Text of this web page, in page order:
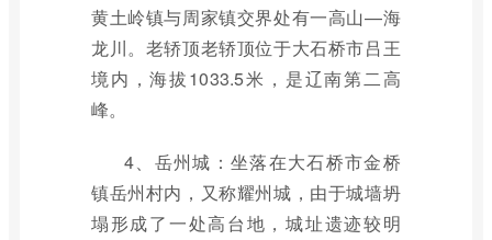
黄土岭镇与周家镇交界处有一高山—海
龙川。老轿顶老轿顶位于大石桥市吕王
境内，海拔1033.5米，是辽南第二高
峰。
4、岳州城：坐落在大石桥市金桥
镇岳州村内，又称耀州城，由于城墙坍
塌形成了一处高台地，城址遗迹较明